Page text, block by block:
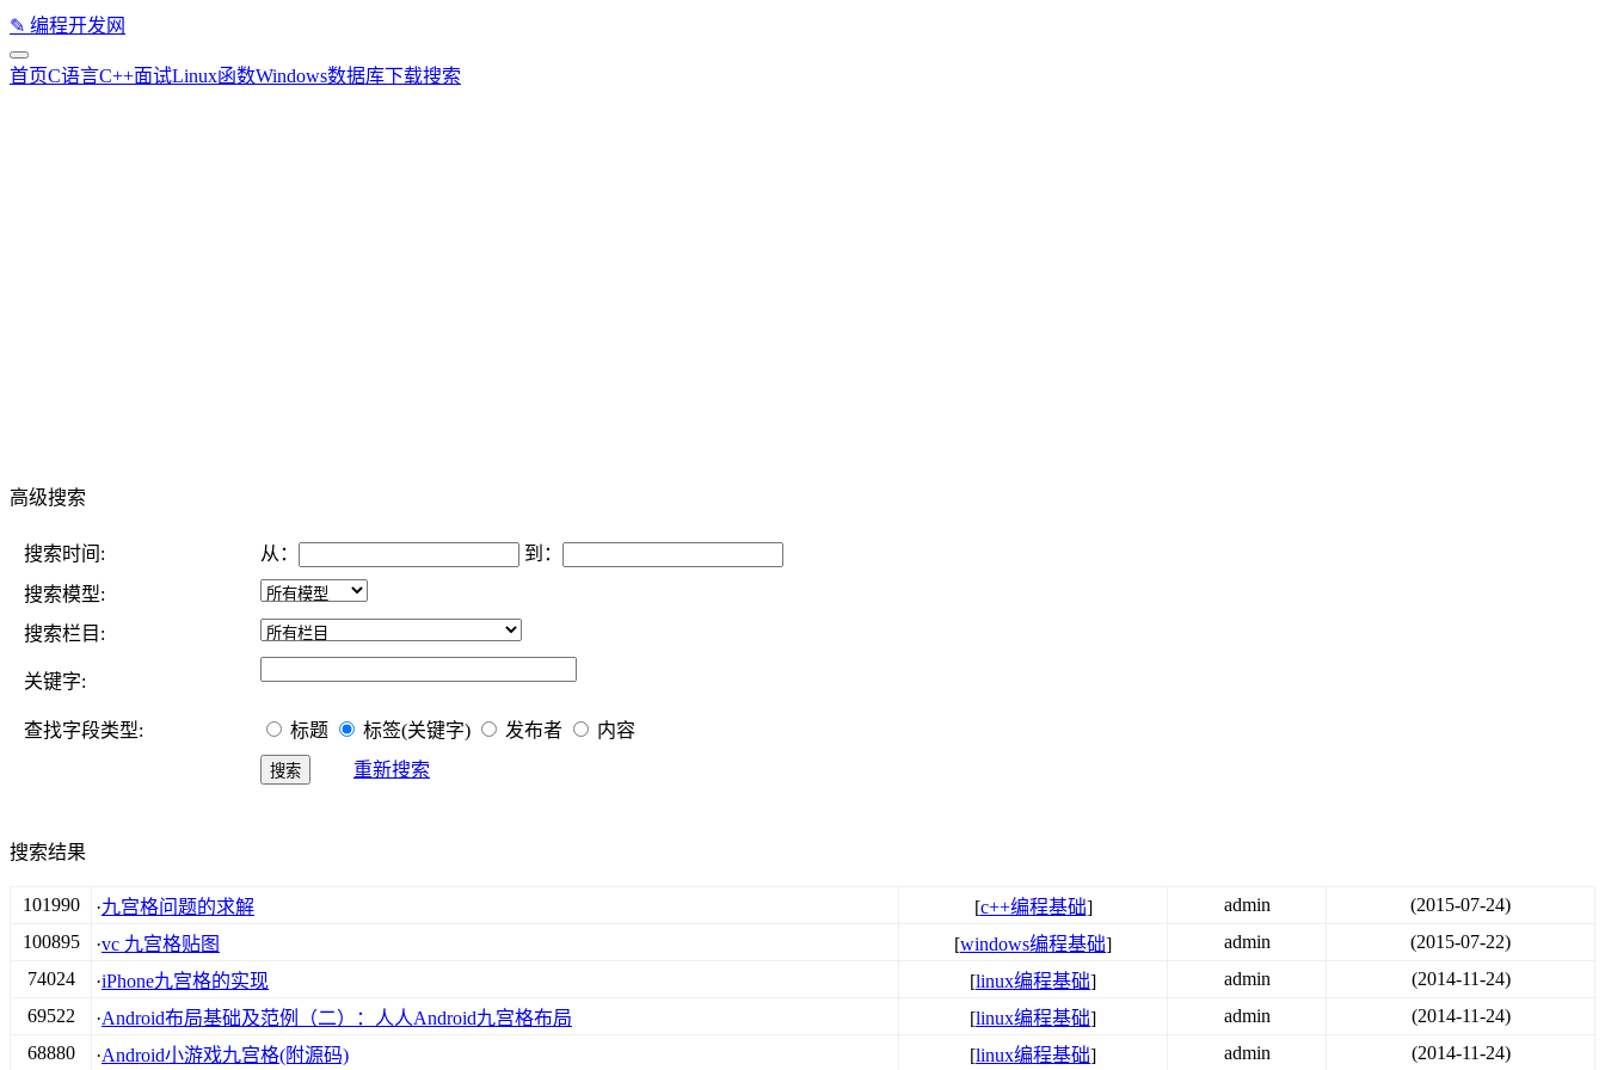
✎ 编程开发网
首页C语言C++面试Linux函数Windows数据库下载搜索
高级搜索
搜索时间: 从：
到：
搜索模型:
搜索栏目:
关键字:
查找字段类型: 标题 标签(关键字) 发布者
内容
重新搜索
搜索结果
101990 ·九宫格问题的求解 [c++编程基础] admin
(2015-07-24)
100895
·vc 九宫格贴图 [windows编程基础] admin
(2015-07-22)
74024
·iPhone九宫格的实现 [linux编程基础] admin
(2014-11-24)
69522
·Android布局基础及范例（二）：人人Android九宫格布局 [linux编程基础] admin
(2014-11-24)
68880
·Android小游戏九宫格(附源码) [linux编程基础] admin (2014-11-24)